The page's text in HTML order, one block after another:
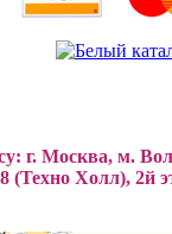
г. Москва, м.
(Техно Холл), 2й